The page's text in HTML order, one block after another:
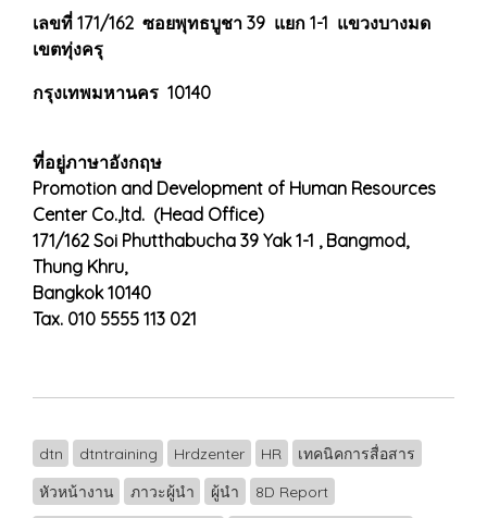
เลขที่ 171/162 ซอยพุทธบูชา 39 แยก 1-1 แขวงบางมด
เขตทุ่งครุ
กรุงเทพมหานคร 10140
ที่อยู่ภาษาอังกฤษ
Promotion and Development of Human Resources
Center Co.,ltd. (Head Office)
171/162 Soi Phutthabucha 39 Yak 1-1 , Bangmod,
Thung Khru,
Bangkok 10140
Tax. 010 5555 113 021
dtn dtntraining Hrdzenter HR
เทคนิคการสื่อสาร
หัวหน้างาน
ภาวะผู้นำ ผู้นำ
8D Report